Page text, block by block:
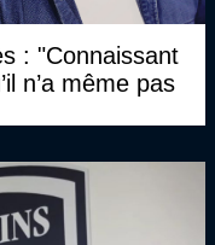
: "Connaissant
n’a même pas